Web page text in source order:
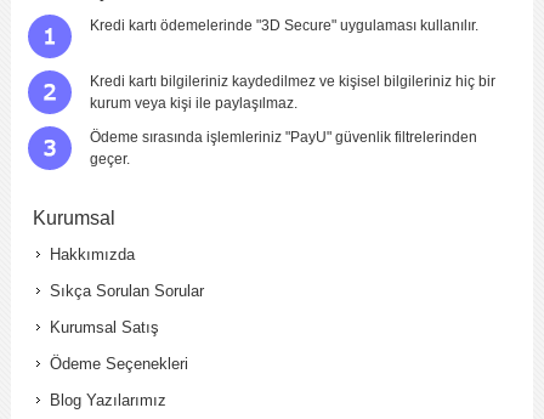
Kredi kartı ödemelerinde "3D Secure" uygulaması kullanılır.
Kredi kartı bilgileriniz kaydedilmez ve kişisel bilgileriniz hiç bir
kurum veya kişi ile paylaşılmaz.
Ödeme sırasında işlemleriniz "PayU" güvenlik filtrelerinden
geçer.
Kurumsal
Hakkımızda
Sıkça Sorulan Sorular
Kurumsal Satış
Ödeme Seçenekleri
Blog Yazılarımız